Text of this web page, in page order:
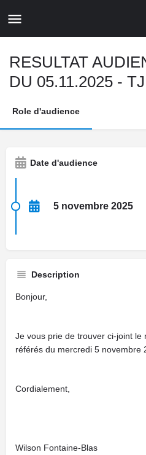
RESULTAT
DU 05.11.2025 -
Role d'audience
Date d'audience
5 novembre 2025
Description
Bonjour,
Je vous prie de trouver ci-joint le
référés du mercredi 5 novembre
Cordialement,
Wilson Fontaine-Blas